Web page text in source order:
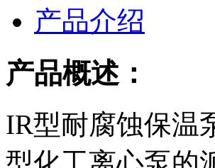
产品介绍
产品概述：
IR型耐腐蚀保温